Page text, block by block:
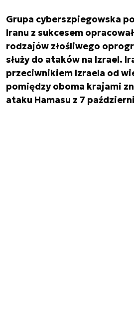
Grupa cyberszpiegowska
Iranu z sukcesem
rodzajów złośliwego
służy do ataków na Izrael.
przeciwnikiem Izraela od
pomiędzy oboma krajami
ataku Hamasu z 7